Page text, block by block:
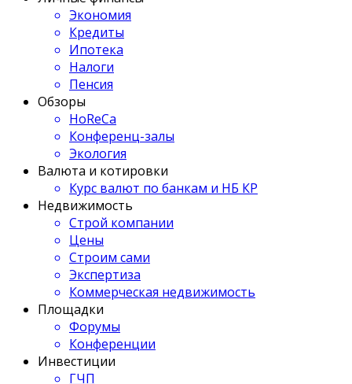
Экономия
Кредиты
Ипотека
Налоги
Пенсия
Обзоры
HoReCa
Конференц-залы
Экология
Валюта и котировки
Курс валют по банкам и НБ КР
Недвижимость
Строй компании
Цены
Строим сами
Экспертиза
Коммерческая недвижимость
Площадки
Форумы
Конференции
Инвестиции
ГЧП